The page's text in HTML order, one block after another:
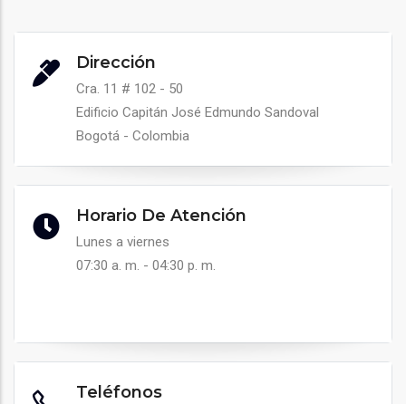
Dirección
Cra. 11 # 102 - 50
Edificio Capitán José Edmundo Sandoval
Bogotá - Colombia
Horario De Atención
Lunes a viernes
07:30 a. m. - 04:30 p. m.
Teléfonos